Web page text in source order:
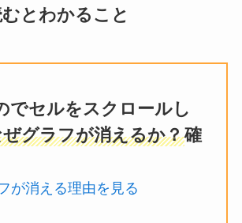
とわかること
でセルをスクロールし
グラフが消えるか？確
が消える理由を見る